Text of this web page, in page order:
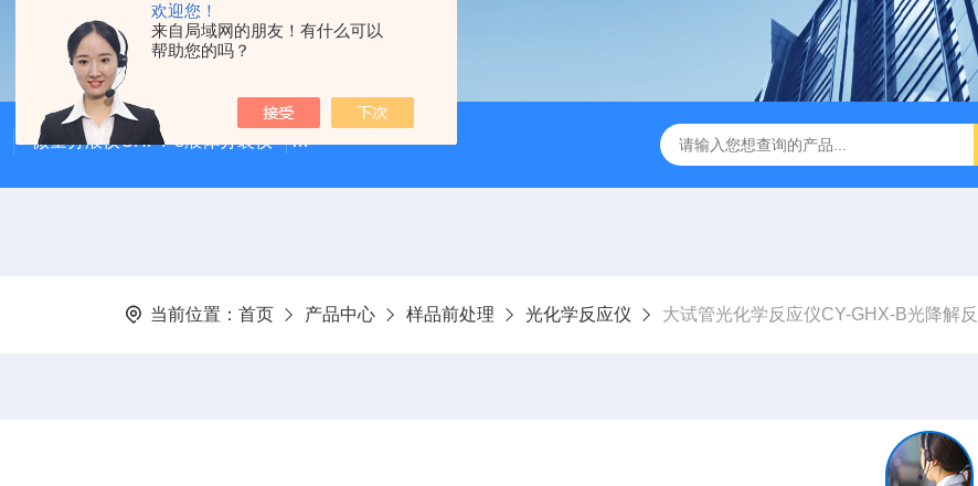
欢迎您！
来自局域网的朋友！有什么可以
帮助您的吗？
微量分液仪CHFY-8液体分装仪 全自动放射性水样蒸发浓缩赶酸仪ZDGS-8 厌氧手套箱YQX-I半自动厌氧培养箱
当前位置： 首页 产品中心 样品前处理 光化学反应仪 大试管光化学反应仪CY-GHX-B光降解